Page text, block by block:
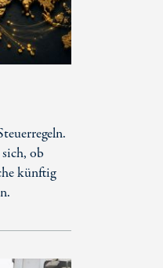
ob
künftig